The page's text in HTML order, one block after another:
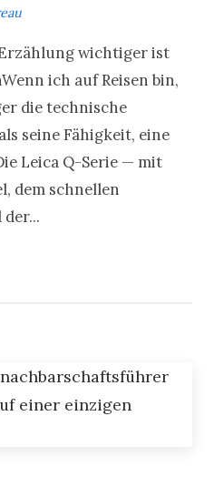
wichtiger ist
ich auf Reisen bin,
die technische
seine Fähigkeit, eine
Leica Q-Serie — mit
dem schnellen